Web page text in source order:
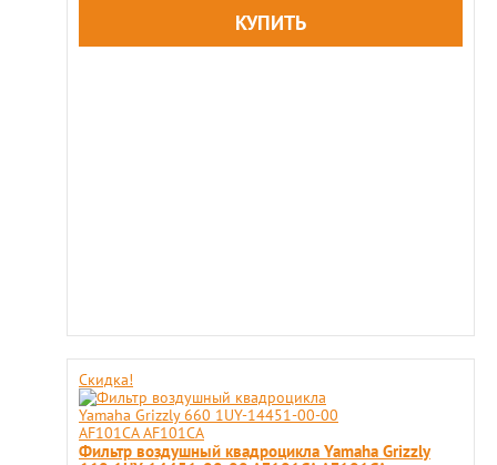
Скидка!
Фильтр воздушный квадроцикла Yamaha Grizzly